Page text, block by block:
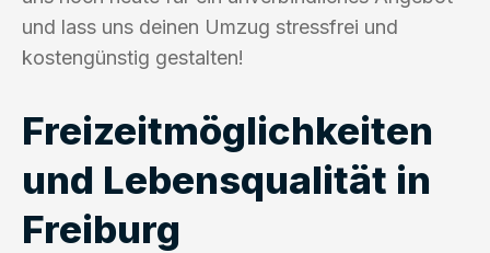
und lass uns deinen Umzug stressfrei und
kostengünstig gestalten!
Freizeitmöglichkeiten
und Lebensqualität in
Freiburg